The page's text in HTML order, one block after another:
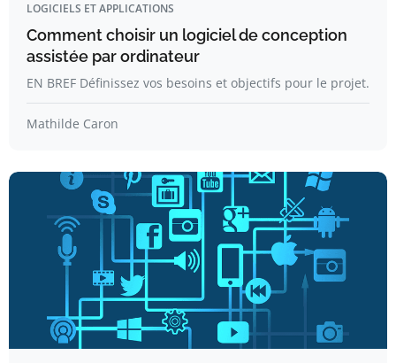
LOGICIELS ET APPLICATIONS
Comment choisir un logiciel de conception
assistée par ordinateur
EN BREF Définissez vos besoins et objectifs pour le projet.
Mathilde Caron